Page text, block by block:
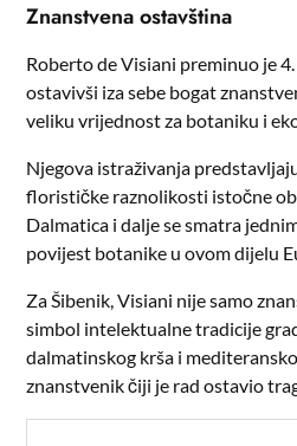
Znanstvena ostavština
Roberto de Visiani preminuo je
ostavivši iza sebe bogat
veliku vrijednost za botaniku i
Njegova istraživanja
florističke raznolikosti istočne
Dalmatica i dalje se smatra
povijest botanike u ovom dijelu
Za Šibenik, Visiani nije samo
simbol intelektualne tradicije
dalmatinskog krša i
znanstvenik čiji je rad ostavio